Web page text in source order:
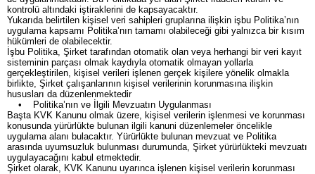
kontrolü altındaki iştiraklerini de kapsayacaktır.
Yukarıda belirtilen kişisel veri sahipleri gruplarına ilişkin işbu Politika’nın
uygulama kapsamı Politika’nın tamamı olabileceği gibi yalnızca bir kısım
hükümleri de olabilecektir.
İşbu Politika, Şirket tarafından otomatik olan veya herhangi bir veri kayıt
sisteminin parçası olmak kaydıyla otomatik olmayan yollarla
gerçekleştirilen, kişisel verileri işlenen gerçek kişilere yönelik olmakla
birlikte, Şirket çalışanlarının kişisel verilerinin korunmasına ilişkin
hususları da düzenlenmektedir
• Politika’nın ve İlgili Mevzuatın Uygulanması
Başta KVK Kanunu olmak üzere, kişisel verilerin işlenmesi ve korunması
konusunda yürürlükte bulunan ilgili kanuni düzenlemeler öncelikle
uygulama alanı bulacaktır. Yürürlükte bulunan mevzuat ve Politika
arasında uyumsuzluk bulunması durumunda, Şirket yürürlükteki mevzuatı
uygulayacağını kabul etmektedir.
Şirket olarak, KVK Kanunu uyarınca işlenen kişisel verilerin korunması